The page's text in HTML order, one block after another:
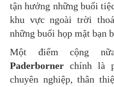
tận hưởng những buổi
khu vực ngoài trời
những buổi họp mặt bạn
Một điểm cộng
Paderborner chính là
chuyên nghiệp, thân